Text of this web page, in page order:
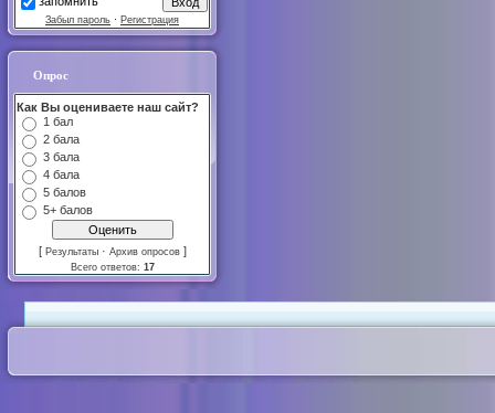
Забыл пароль · Регистрация
Опрос
Как Вы оцениваете наш сайт?
1 бал
2 бала
3 бала
4 бала
5 балов
5+ балов
[ Результаты · Архив опросов ]
Всего ответов: 17